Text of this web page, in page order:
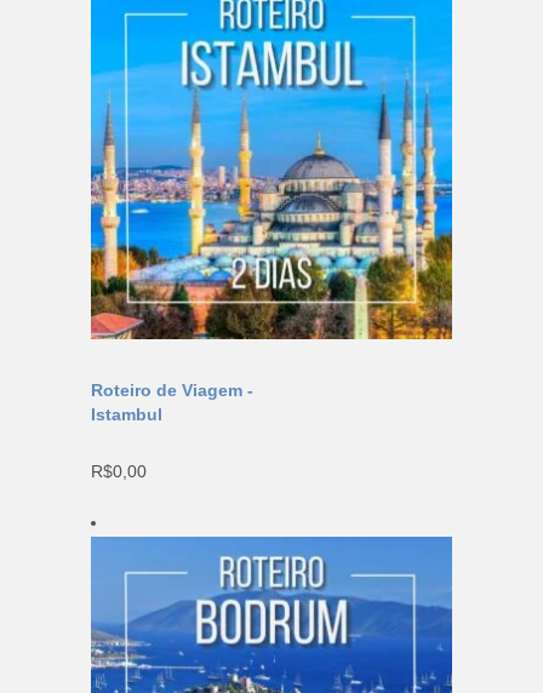
Roteiro de Viagem -
Istambul
R$0,00